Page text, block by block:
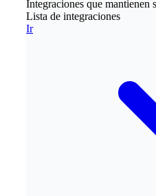
Integraciones que mantienen
Lista de integraciones
Ir